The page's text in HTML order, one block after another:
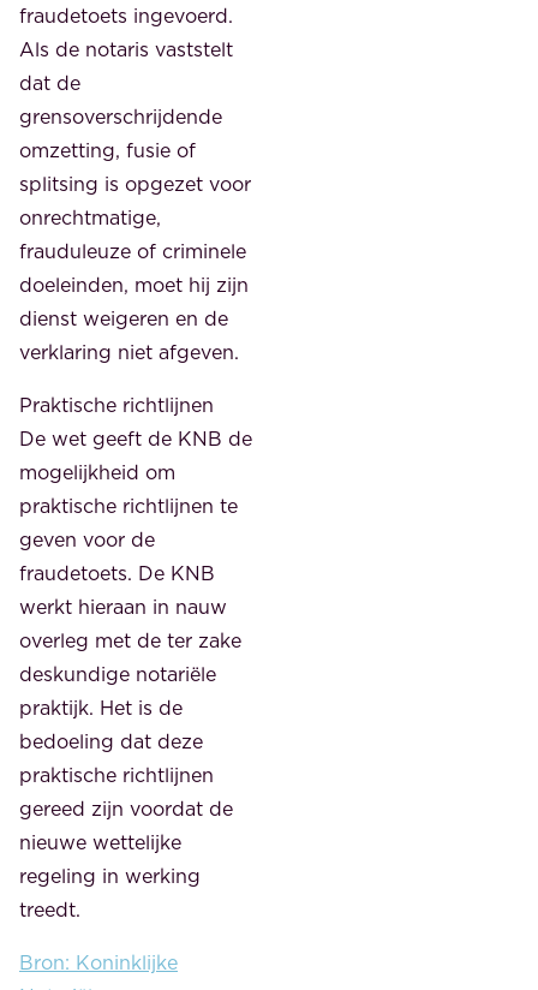
fraudetoets ingevoerd.
Als de notaris vaststelt
dat de
grensoverschrijdende
omzetting, fusie of
splitsing is opgezet voor
onrechtmatige,
frauduleuze of criminele
doeleinden, moet hij zijn
dienst weigeren en de
verklaring niet afgeven.
Praktische richtlijnen
De wet geeft de KNB de
mogelijkheid om
praktische richtlijnen te
geven voor de
fraudetoets. De KNB
werkt hieraan in nauw
overleg met de ter zake
deskundige notariële
praktijk. Het is de
bedoeling dat deze
praktische richtlijnen
gereed zijn voordat de
nieuwe wettelijke
regeling in werking
treedt.
Bron: Koninklijke